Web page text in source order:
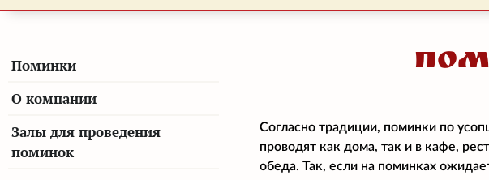
Поминки
О компании
Залы для проведения
поминок
Согласно традиции, поминки по
проводят как дома, так и в кафе,
обеда. Так, если на поминках